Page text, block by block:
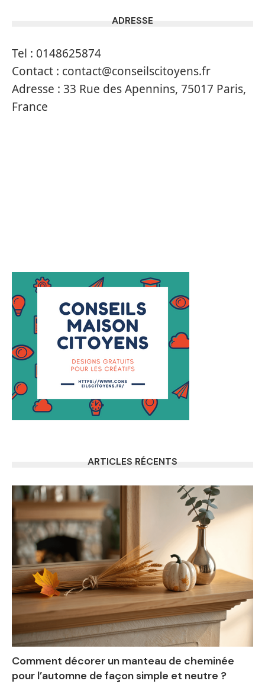
ADRESSE
Tel : 0148625874
Contact : contact@conseilscitoyens.fr
Adresse : 33 Rue des Apennins, 75017 Paris,
France
ARTICLES RÉCENTS
Comment décorer un manteau de cheminée
pour l’automne de façon simple et neutre ?